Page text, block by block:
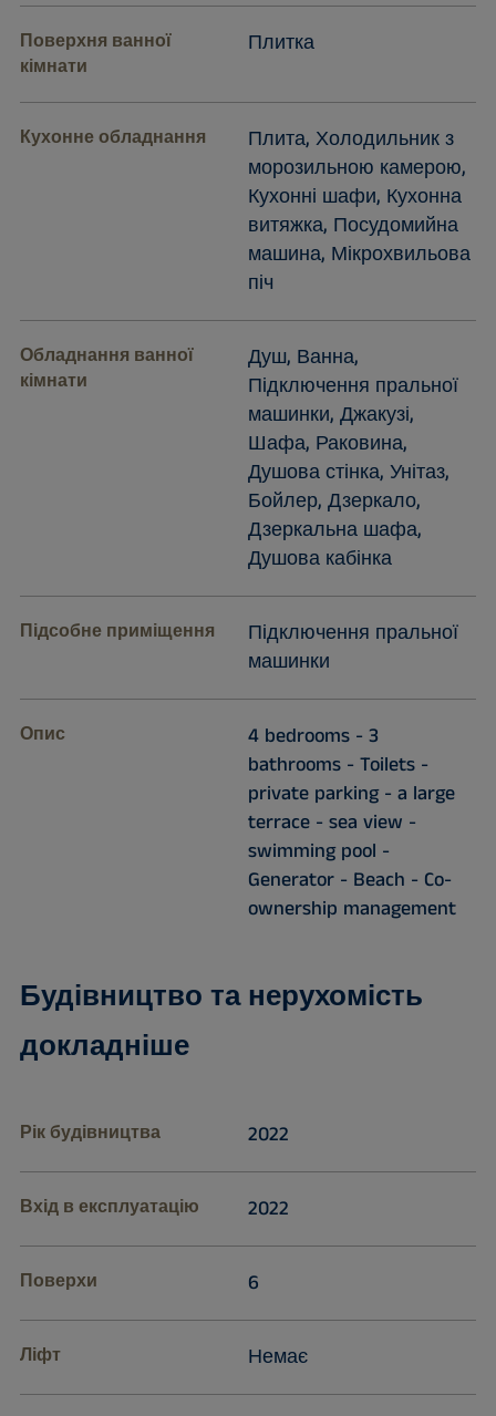
Поверхня ванної
кімнати
Плитка
Кухонне обладнання
Плита, Холодильник з
морозильною камерою,
Кухонні шафи, Кухонна
витяжка, Посудомийна
машина, Мікрохвильова
піч
Обладнання ванної
кімнати
Душ, Ванна,
Підключення пральної
машинки, Джакузі,
Шафа, Раковина,
Душова стінка, Унітаз,
Бойлер, Дзеркало,
Дзеркальна шафа,
Душова кабінка
Підсобне приміщення
Підключення пральної
машинки
Опис
4 bedrooms - 3
bathrooms - Toilets -
private parking - a large
terrace - sea view -
swimming pool -
Generator - Beach - Co-
ownership management
Будівництво та нерухомість
докладніше
Рік будівництва 2022
Вхід в експлуатацію 2022
Поверхи 6
Ліфт Немає